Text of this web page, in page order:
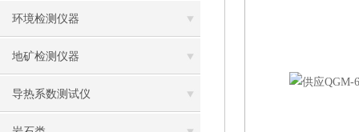
环境检测仪器
地矿检测仪器
导热系数测试仪